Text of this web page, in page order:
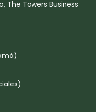
The Towers Business